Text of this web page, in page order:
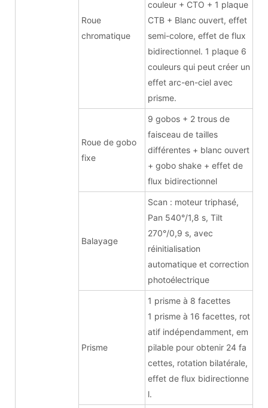
Roue
chromatique
couleur + CTO + 1 plaque
CTB + Blanc ouvert, effet
semi-colore, effet de flux
bidirectionnel. 1 plaque 6
couleurs qui peut créer un
effet arc-en-ciel avec
prisme.
Roue de gobo
fixe
9 gobos + 2 trous de
faisceau de tailles
différentes + blanc ouvert
+ gobo shake + effet de
flux bidirectionnel
Balayage
Scan : moteur triphasé,
Pan 540°/1,8 s, Tilt
270°/0,9 s, avec
réinitialisation
automatique et correction
photoélectrique
Prisme
1 prisme à 8 facettes
1 prisme à 16 facettes, rot
atif indépendamment, em
pilable pour obtenir 24 fa
cettes, rotation bilatérale,
effet de flux bidirectionne
l.